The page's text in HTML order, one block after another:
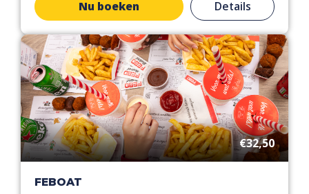
Nu boeken Details
€32,50
FEBOAT